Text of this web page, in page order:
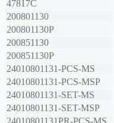
47817C
200801130
200801130P
200851130
200851130P
24010801131-PCS-MS
24010801131-PCS-MSP
24010801131-SET-MS
24010801131-SET-MSP